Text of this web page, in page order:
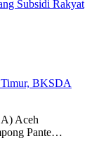
Subsidi Rakyat
Timur, BKSDA
Aceh
Pante…